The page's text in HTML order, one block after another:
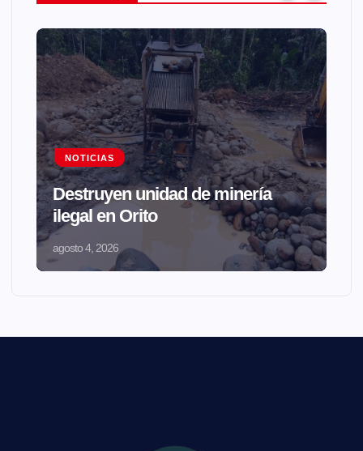
NOTICIAS
Destruyen unidad de minería
ilegal en Orito
agosto 4, 2026